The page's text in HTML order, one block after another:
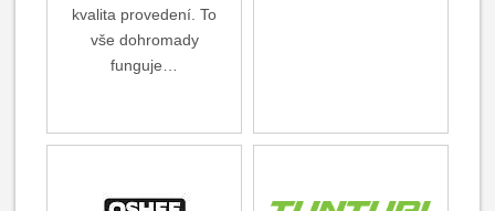
kvalita provedení. To
vše dohromady
funguje…